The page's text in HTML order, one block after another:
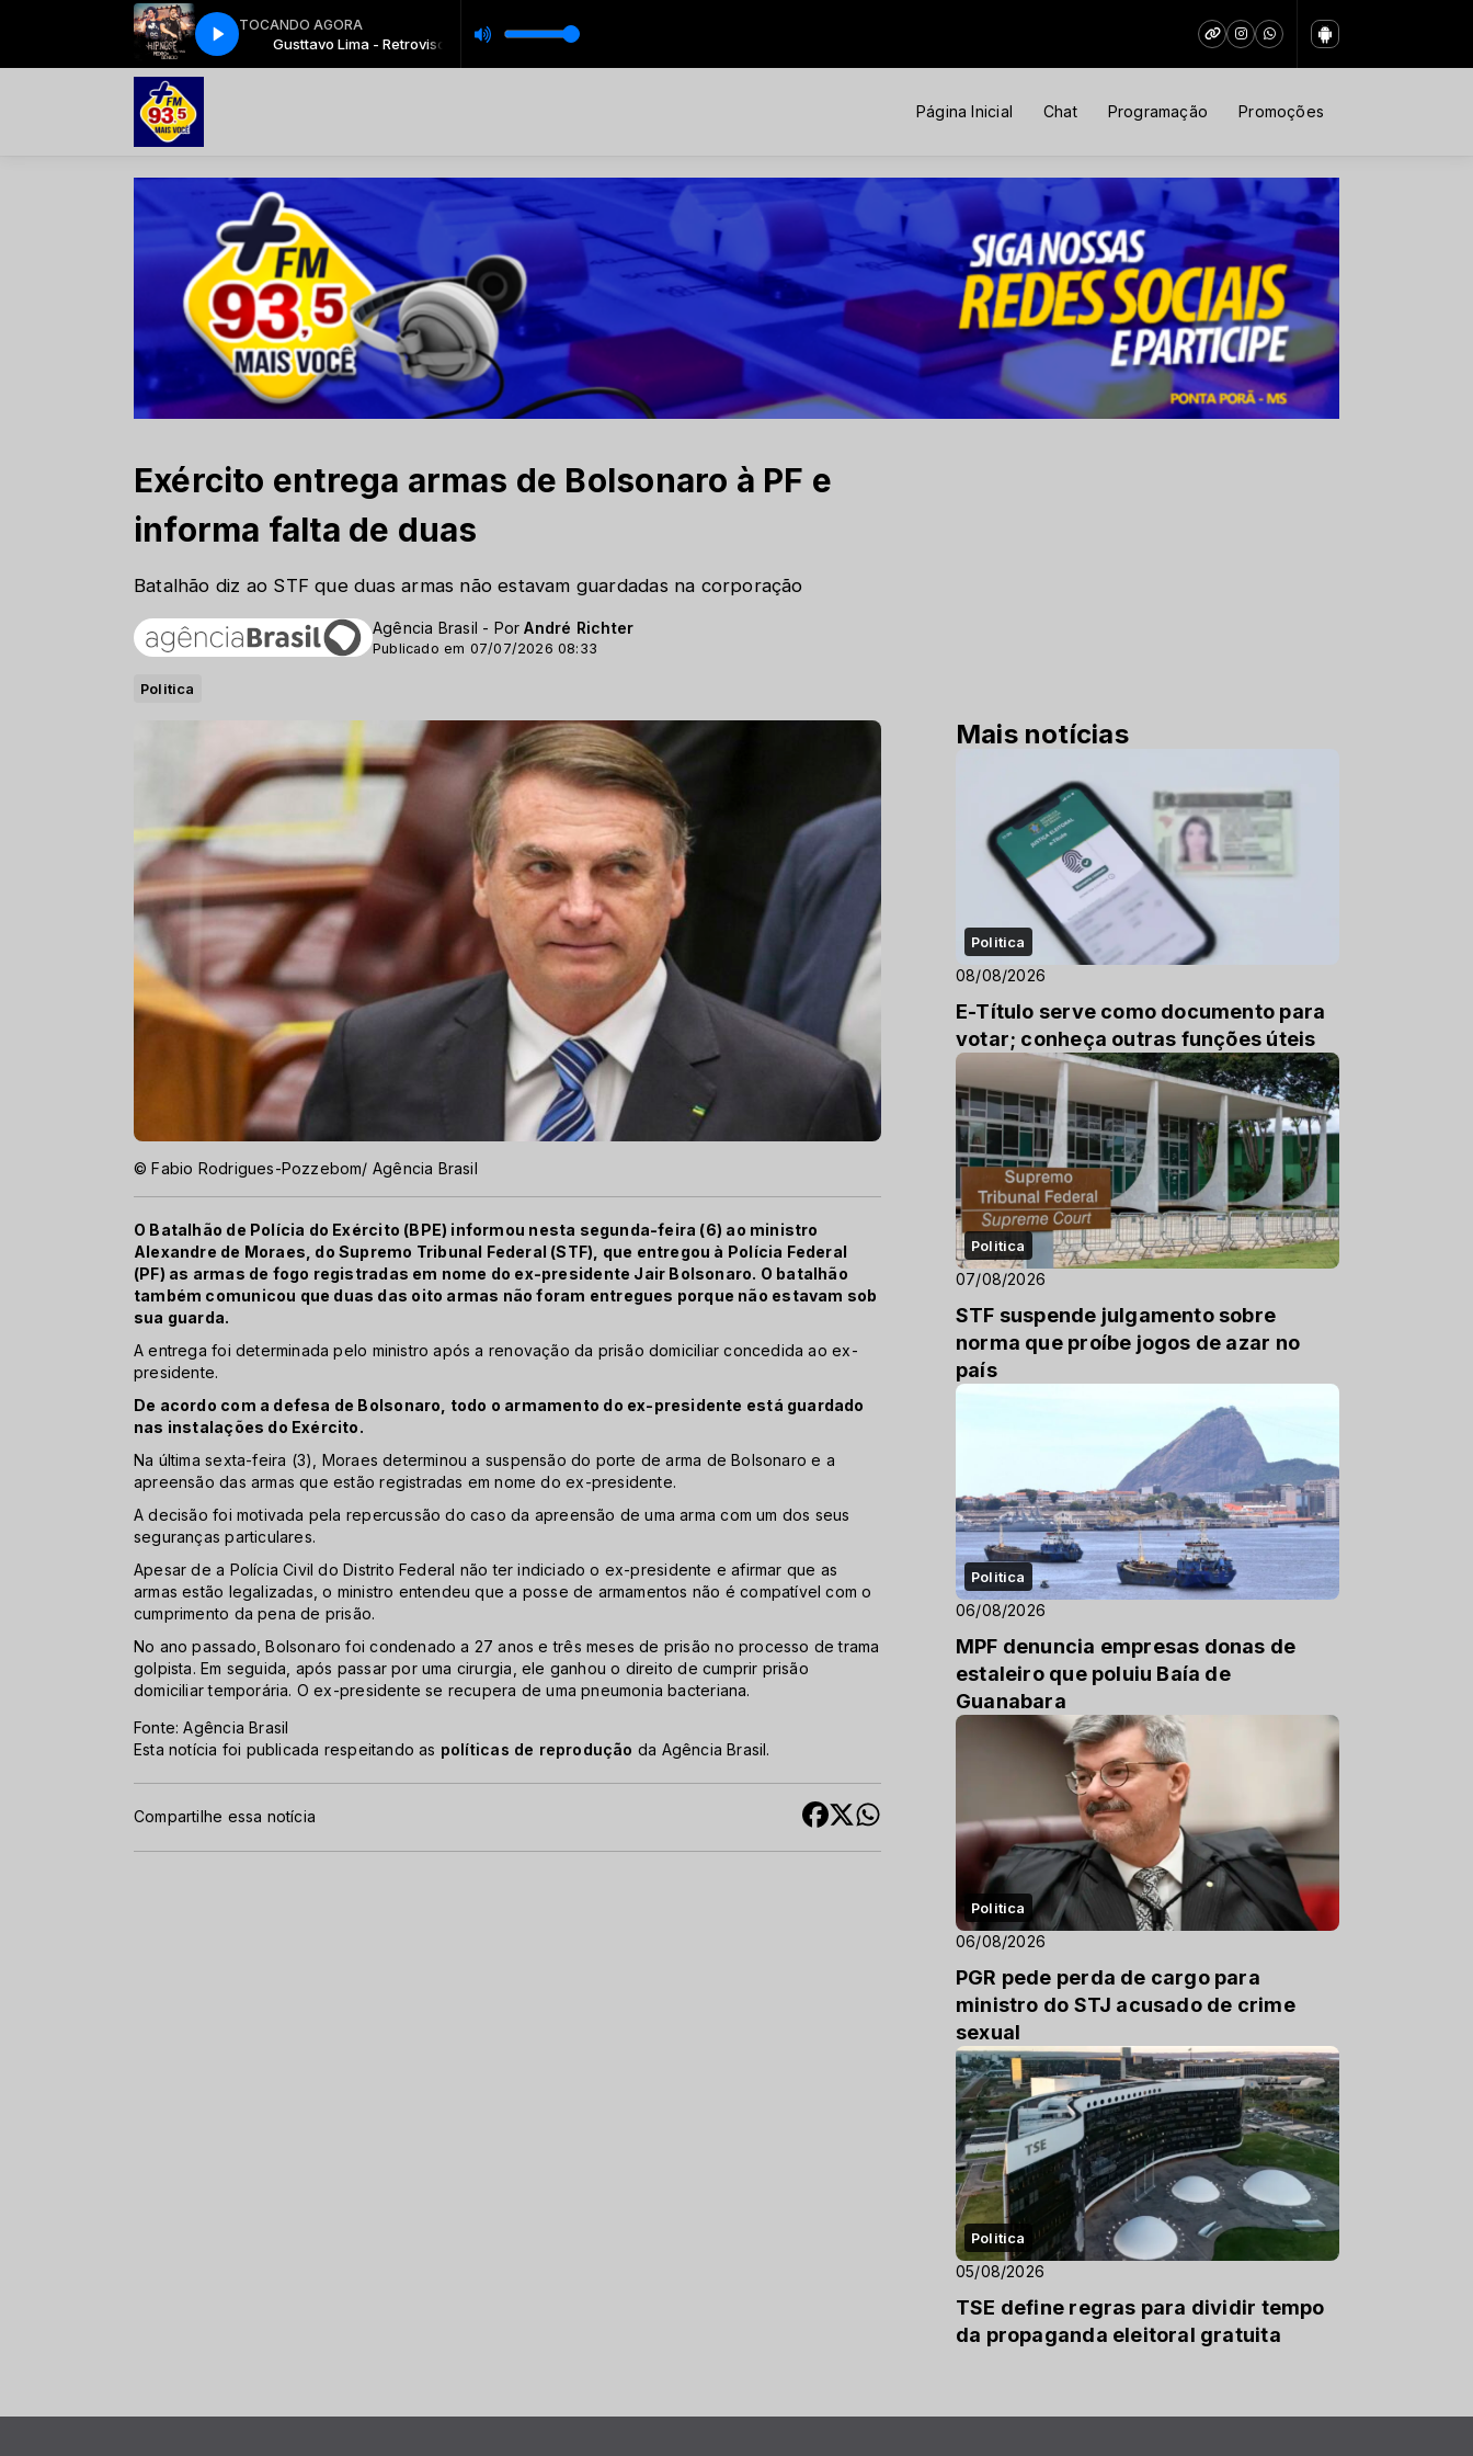
TOCANDO AGORA
Gusttavo Lima - Retrovisor Gusttavo Lima - Retrovisor
Página Inicial Chat Programação Promoções
Exército entrega armas de Bolsonaro à PF e
informa falta de duas
Batalhão diz ao STF que duas armas não estavam guardadas na corporação
Agência Brasil - PorAndré Richter
Publicado em 07/07/2026 08:33
Politica
© Fabio Rodrigues-Pozzebom/ Agência Brasil
O Batalhão de Polícia do Exército (BPE) informou nesta segunda-feira (6) ao ministro
Alexandre de Moraes, do Supremo Tribunal Federal (STF), que entregou à Polícia Federal
(PF) as armas de fogo registradas em nome do ex-presidente Jair Bolsonaro. O batalhão
também comunicou que duas das oito armas não foram entregues porque não estavam sob
sua guarda.
A entrega foi determinada pelo ministro após a renovação da prisão domiciliar concedida ao ex-
presidente.
De acordo com a defesa de Bolsonaro, todo o armamento do ex-presidente está guardado
nas instalações do Exército.
Na última sexta-feira (3), Moraes determinou a suspensão do porte de arma de Bolsonaro e a
apreensão das armas que estão registradas em nome do ex-presidente.
A decisão foi motivada pela repercussão do caso da apreensão de uma arma com um dos seus
seguranças particulares.
Apesar de a Polícia Civil do Distrito Federal não ter indiciado o ex-presidente e afirmar que as
armas estão legalizadas, o ministro entendeu que a posse de armamentos não é compatível com o
cumprimento da pena de prisão.
No ano passado, Bolsonaro foi condenado a 27 anos e três meses de prisão no processo de trama
golpista. Em seguida, após passar por uma cirurgia, ele ganhou o direito de cumprir prisão
domiciliar temporária. O ex-presidente se recupera de uma pneumonia bacteriana.
Fonte: Agência Brasil
Esta notícia foi publicada respeitando as políticas de reprodução da Agência Brasil.
Compartilhe essa notícia
Mais notícias
Politica
08/08/2026
E-Título serve como documento para
votar; conheça outras funções úteis
Politica
07/08/2026
STF suspende julgamento sobre
norma que proíbe jogos de azar no
país
Politica
06/08/2026
MPF denuncia empresas donas de
estaleiro que poluiu Baía de
Guanabara
Politica
06/08/2026
PGR pede perda de cargo para
ministro do STJ acusado de crime
sexual
Politica
05/08/2026
TSE define regras para dividir tempo
da propaganda eleitoral gratuita